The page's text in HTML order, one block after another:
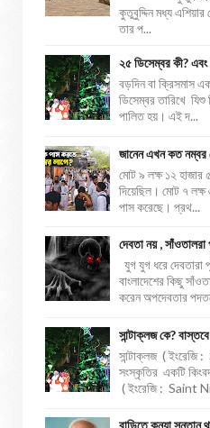
কুতুবুদ্দিন মধ্য
তার প...
২৫ ডিসেম্বর কী?
বড়দিন বা ক্রিসমাস
ডিসেম্বর তারিখে
পালিত হয়। এই দ...
জানেন এখন কত নম্বর
মোট ৯ লক্ষ ১২ হাজার
দিয়েছিল। মোট ৭ লক্ষ
পাস করেছে। প্রথ...
দেবতা নয় ,
যুগ যুগ ধরে
বাংলাদেশের কিছু
করেন অপদেবতার
সান্টাক্লজ কে?
সান্টাক্লজ (
সংস্কৃতির একটি
( ইংরেজি : Saint